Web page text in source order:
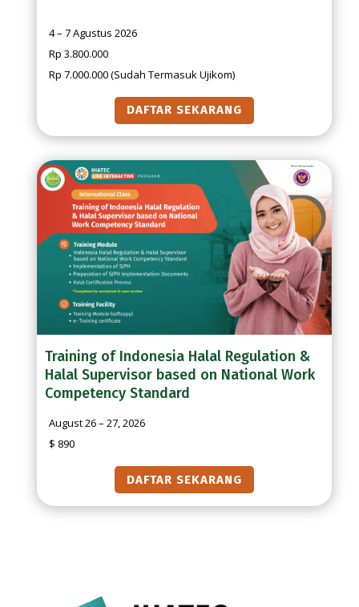
4 – 7 Agustus 2026
Rp 3.800.000
Rp 7.000.000 (Sudah Termasuk Ujikom)
DAFTAR SEKARANG
Training of Indonesia Halal Regulation &
Halal Supervisor based on National Work
Competency Standard
August 26 – 27, 2026
$ 890
DAFTAR SEKARANG